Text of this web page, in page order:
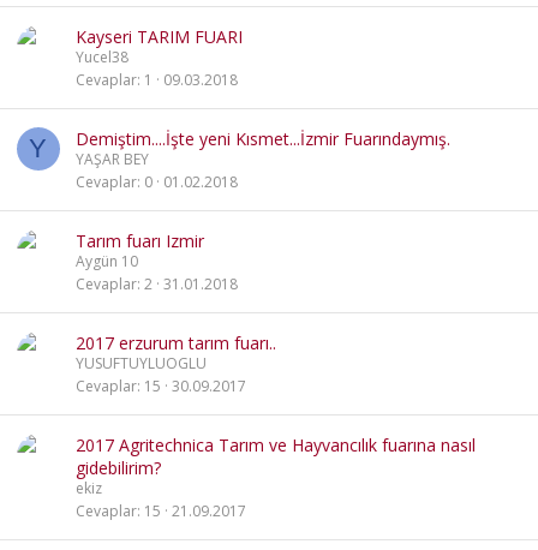
Kayseri TARIM FUARI
Yucel38
Cevaplar 1 09.03.2018
Y Demiştim....İşte yeni Kısmet...İzmir Fuarındaymış.
YAŞAR BEY
Cevaplar 0 01.02.2018
Tarım fuarı Izmir
Aygün 10
Cevaplar 2 31.01.2018
2017 erzurum tarım fuarı..
YUSUFTUYLUOGLU
Cevaplar 15 30.09.2017
2017 Agritechnica Tarım ve Hayvancılık fuarına nasıl
gidebilirim?
ekiz
Cevaplar 15 21.09.2017